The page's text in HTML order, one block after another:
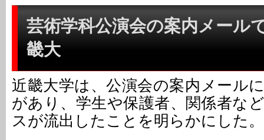
芸術学科公演会の案内メール
畿大
近畿大学は、公演会の案内メール
があり、学生や保護者、関係者な
スが流出したことを明らかにした。